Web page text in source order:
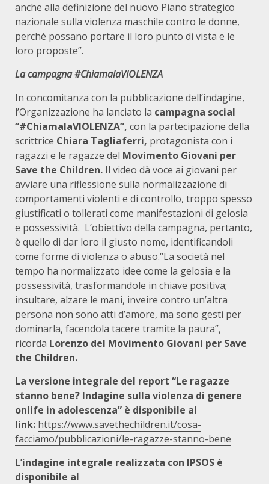
anche alla definizione del nuovo Piano strategico
nazionale sulla violenza maschile contro le donne,
perché possano portare il loro punto di vista e le
loro proposte”.
La campagna #ChiamalaVIOLENZA
In concomitanza con la pubblicazione dell’indagine,
l’Organizzazione ha lanciato la campagna social
“#ChiamalaVIOLENZA”, con la partecipazione della
scrittrice Chiara Tagliaferri, protagonista con i
ragazzi e le ragazze del Movimento Giovani per
Save the Children. Il video dà voce ai giovani per
avviare una riflessione sulla normalizzazione di
comportamenti violenti e di controllo, troppo spesso
giustificati o tollerati come manifestazioni di gelosia
e possessività. L’obiettivo della campagna, pertanto,
è quello di dar loro il giusto nome, identificandoli
come forme di violenza o abuso.“La società nel
tempo ha normalizzato idee come la gelosia e la
possessività, trasformandole in chiave positiva;
insultare, alzare le mani, inveire contro un’altra
persona non sono atti d’amore, ma sono gesti per
dominarla, facendola tacere tramite la paura”,
ricorda Lorenzo del Movimento Giovani per Save
the Children.
La versione integrale del report “Le ragazze
stanno bene? Indagine sulla violenza di genere
onlife in adolescenza” è disponibile al
link: https://www.savethechildren.it/cosa-
facciamo/pubblicazioni/le-ragazze-stanno-bene
L’indagine integrale realizzata con IPSOS è
disponibile al